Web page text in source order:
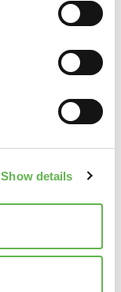
Show details